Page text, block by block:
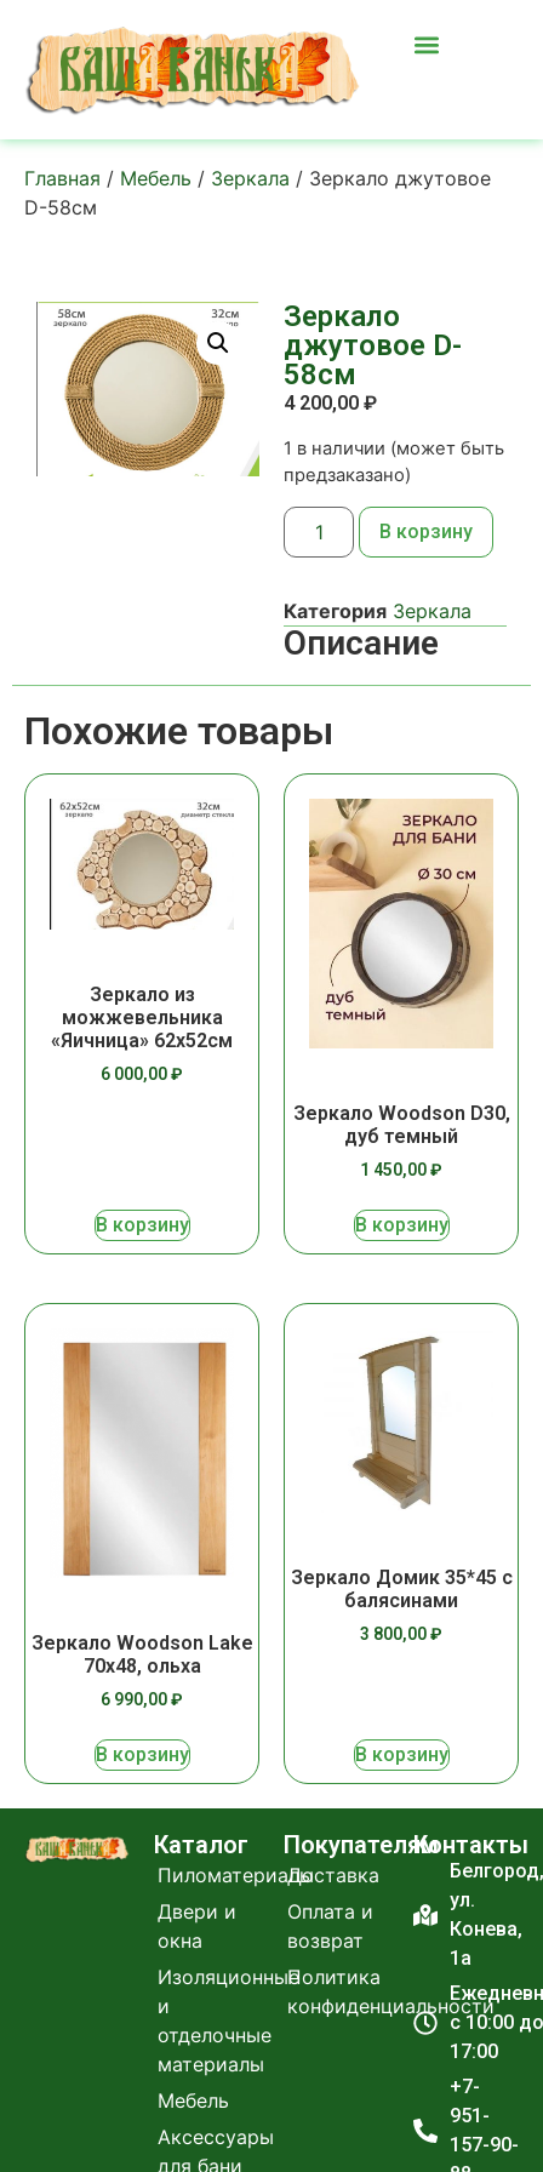
Главная / Мебель / Зеркала / Зеркало джутовое
D-58см
Зеркало
джутовое D-
58см
4 200,00 ₽
1 в наличии (может быть
предзаказано)
В корзину
Категория Зеркала
Описание
Похожие товары
Зеркало из
можжевельника
«Яичница» 62х52см
6 000,00₽
В корзину
Зеркало Woodson D30,
дуб темный
1 450,00₽
В корзину
Зеркало Woodson Lake
70х48, ольха
6 990,00₽
В корзину
Зеркало Домик 35*45 с
балясинами
3 800,00₽
В корзину
Каталог
Пиломатериалы
Двери и
окна
Изоляционные
и
отделочные
материалы
Мебель
Аксессуары
для бани
Покупателям
Доставка
Оплата и
возврат
Политика
конфиденциальности
Контакты
Белгород,
ул.
Конева,
1а
с 10:00 до
17:00
+7-
951-
157-90-